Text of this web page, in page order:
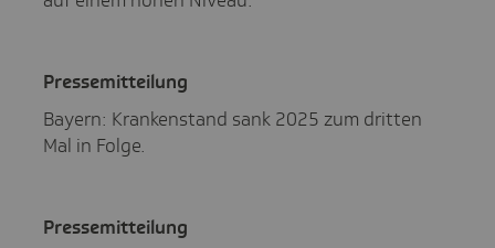
Pres­se­mit­tei­lung
Bayern: Krankenstand sank 2025 zum dritten
Mal in Folge.
Pres­se­mit­tei­lung